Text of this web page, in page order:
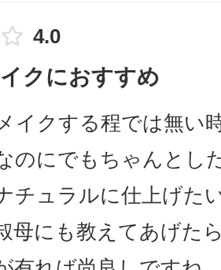
4.0
クにおすすめ
イクする程では無い
のにでもちゃんとし
チュラルに仕上げた
母にも教えてあげた